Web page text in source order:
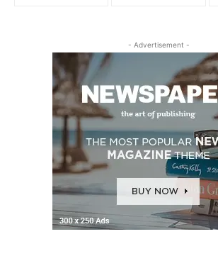
- Advertisement -